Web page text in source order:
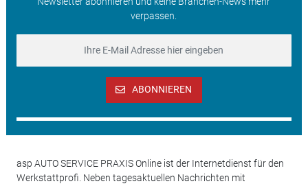
verpassen.
ABONNIEREN
asp AUTO SERVICE PRAXIS Online ist der Internetdienst für den
Werkstattprofi. Neben tagesaktuellen Nachrichten mit